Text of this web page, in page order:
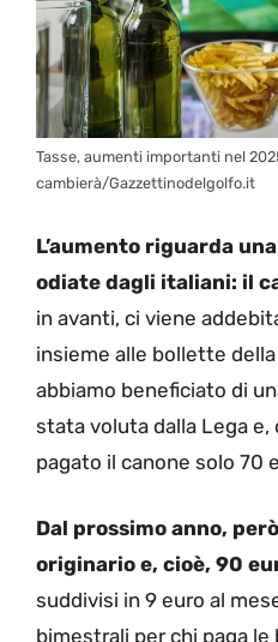
Tasse, aumenti importanti nel
cambierà/Gazzettinodelgolfo.it
L’aumento riguarda
odiate dagli italiani: il
in avanti, ci viene
insieme alle bollette
abbiamo beneficiato di
stata voluta dalla Lega e,
pagato il canone solo 70
Dal prossimo anno,
originario e, cioè, 90
suddivisi in 9 euro al
bimestrali per chi paga